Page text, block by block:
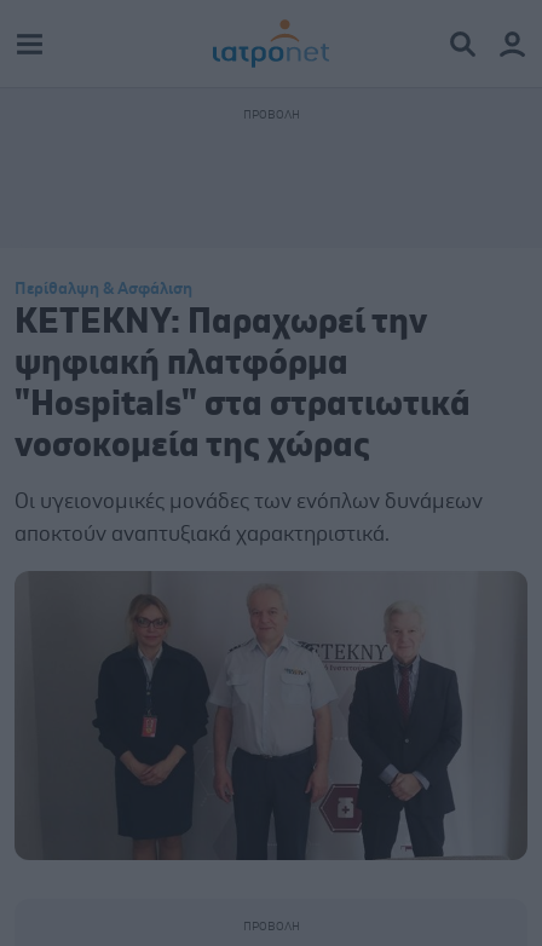
Περίθαλψη & Ασφάλιση
ΚΕΤΕΚΝΥ: Παραχωρεί την
ψηφιακή πλατφόρμα
"Hospitals" στα στρατιωτικά
νοσοκομεία της χώρας
Οι υγειονομικές μονάδες των ενόπλων δυνάμεων
αποκτούν αναπτυξιακά χαρακτηριστικά.